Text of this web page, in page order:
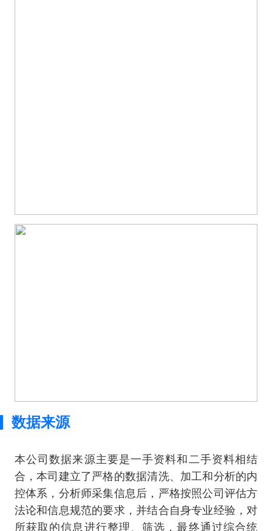
数据来源
本公司数据来源主要是一手资料和二手资料相结
合，本司建立了严格的数据清洗、加工和分析的内
控体系，分析师采集信息后，严格按照公司评估方
法论和信息规范的要求，并结合自身专业经验，对
所获取的信息进行整理、筛选，最终通过综合统